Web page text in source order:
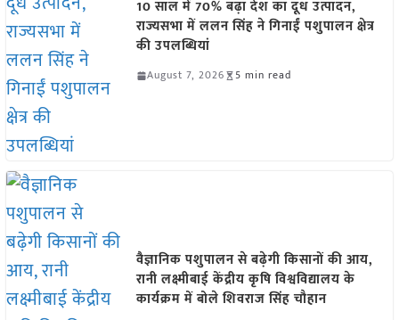
10 साल में 70% बढ़ा देश का दूध उत्पादन,
राज्यसभा में ललन सिंह ने गिनाईं पशुपालन क्षेत्र
की उपलब्धियां
August 7, 2026 5 min read
वैज्ञानिक पशुपालन से बढ़ेगी किसानों की आय,
रानी लक्ष्मीबाई केंद्रीय कृषि विश्वविद्यालय के
कार्यक्रम में बोले शिवराज सिंह चौहान